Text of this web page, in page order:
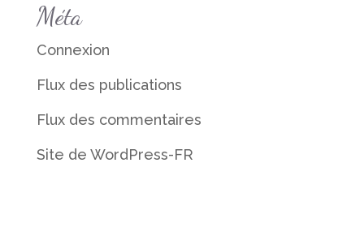
Méta
Connexion
Flux des publications
Flux des commentaires
Site de WordPress-FR